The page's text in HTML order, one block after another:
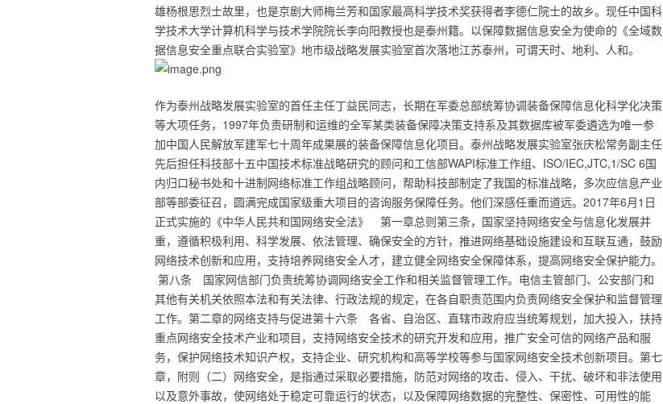
雄杨根思烈士故里，也是京剧大师梅兰芳和国家最高科学技术奖获得者李德仁院士的故乡。现任中国科
学技术大学计算机科学与技术学院院长李向阳教授也是泰州籍。以保障数据信息安全为使命的《全域数
据信息安全重点联合实验室》地市级战略发展实验室首次落地江苏泰州，可谓天时、地利、人和。
作为泰州战略发展实验室的首任主任丁益民同志，长期在军委总部统筹协调装备保障信息化科学化决策
等大项任务，1997年负责研制和运维的全军某类装备保障决策支持系及其数据库被军委遴选为唯一参
加中国人民解放军建军七十周年成果展的装备保障信息化项目。泰州战略发展实验室张庆松常务副主任
先后担任科技部十五中国技术标准战略研究的顾问和工信部WAPI标准工作组、ISO/IEC,JTC,1/SC 6国
内归口秘书处和十进制网络标准工作组战略顾问，帮助科技部制定了我国的标准战略，多次应信息产业
部等部委征召，圆满完成国家级重大项目的咨询服务保障任务。他们深感任重而道远。2017年6月1日
正式实施的《中华人民共和国网络安全法》 第一章总则第三条，国家坚持网络安全与信息化发展并
重，遵循积极利用、科学发展、依法管理、确保安全的方针，推进网络基础设施建设和互联互通，鼓励
网络技术创新和应用，支持培养网络安全人才，建立健全网络安全保障体系，提高网络安全保护能力。
第八条 国家网信部门负责统筹协调网络安全工作和相关监督管理工作。电信主管部门、公安部门和
其他有关机关依照本法和有关法律、行政法规的规定，在各自职责范围内负责网络安全保护和监督管理
工作。第二章的网络支持与促进第十六条 各省、自治区、直辖市政府应当统筹规划，加大投入，扶持
重点网络安全技术产业和项目，支持网络安全技术的研究开发和应用，推广安全可信的网络产品和服
务，保护网络技术知识产权，支持企业、研究机构和高等学校等参与国家网络安全技术创新项目。第七
章，附则（二）网络安全，是指通过采取必要措施，防范对网络的攻击、侵入、干扰、破坏和非法使用
以及意外事故，使网络处于稳定可靠运行的状态，以及保障网络数据的完整性、保密性、可用性的能